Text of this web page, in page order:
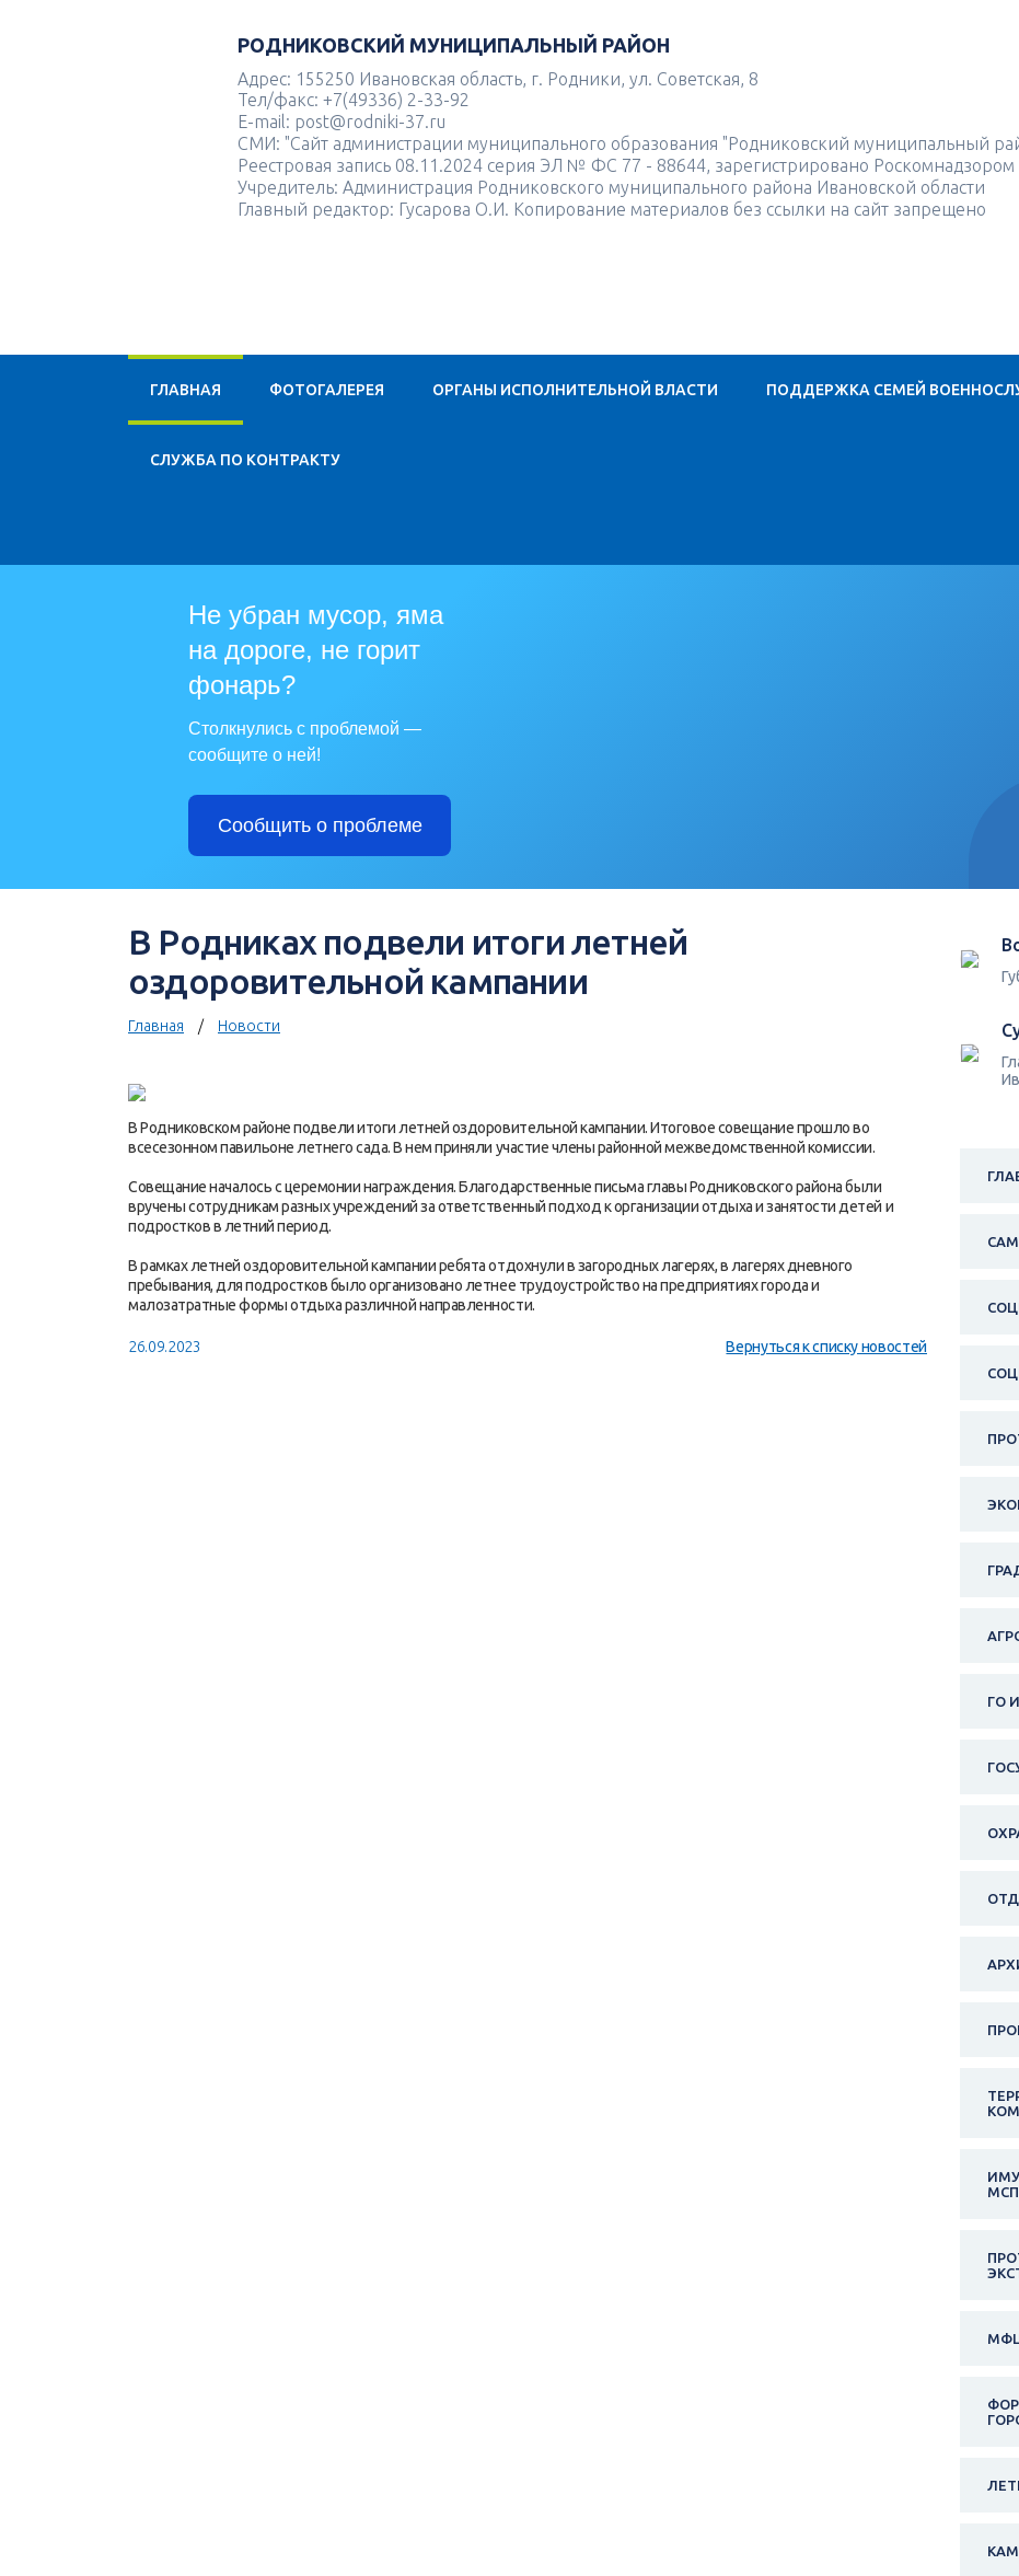
РОДНИКОВСКИЙ МУНИЦИПАЛЬНЫЙ РАЙОН
Адрес: 155250 Ивановская область, г. Родники, ул. Советская, 8
Тел/факс: +7(49336) 2-33-92
E-mail: post@rodniki-37.ru
СМИ: "Сайт администрации муниципального образования "Родниковский муниципальный
Реестровая запись 08.11.2024 серия ЭЛ № ФС 77 - 88644, зарегистрировано Роскомнадзором
Учредитель: Администрация Родниковского муниципального района Ивановской области
Главный редактор: Гусарова О.И. Копирование материалов без ссылки на сайт запрещено
ГЛАВНАЯ ФОТОГАЛЕРЕЯ ОРГАНЫ ИСПОЛНИТЕЛЬНОЙ ВЛАСТИ ПОДДЕРЖКА СЕМЕЙ
CЛУЖБА ПО КОНТРАКТУ
Не убран мусор, яма
на дороге, не горит
фонарь?
Столкнулись с проблемой —
сообщите о ней!
Сообщить о проблеме
В Родниках подвели итоги летней
оздоровительной кампании
Главная Новости
В Родниковском районе подвели итоги летней оздоровительной кампании. Итоговое совещание прошло во
всесезонном павильоне летнего сада. В нем приняли участие члены районной межведомственной комиссии.
Совещание началось с церемонии награждения. Благодарственные письма главы Родниковского района были
вручены сотрудникам разных учреждений за ответственный подход к организации отдыха и занятости детей и
подростков в летний период.
В рамках летней оздоровительной кампании ребята отдохнули в загородных лагерях, в лагерях дневного
пребывания, для подростков было организовано летнее трудоустройство на предприятиях города и
малозатратные формы отдыха различной направленности.
26.09.2023 Вернуться к списку новостей
ГО
МСП